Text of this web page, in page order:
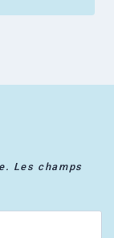
Les champs